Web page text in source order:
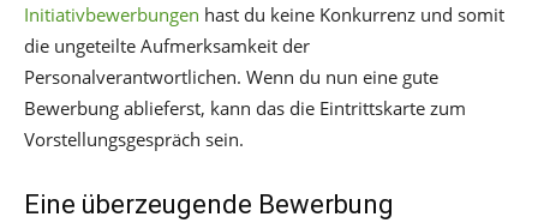
Initiativbewerbungen hast du keine Konkurrenz und somit
die ungeteilte Aufmerksamkeit der
Personalverantwortlichen. Wenn du nun eine gute
Bewerbung ablieferst, kann das die Eintrittskarte zum
Vorstellungsgespräch sein.
Eine überzeugende Bewerbung